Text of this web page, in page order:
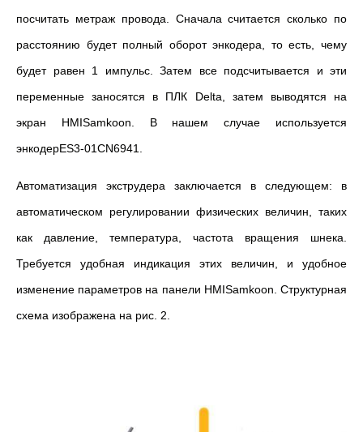
посчитать метраж провода. Сначала считается сколько по
расстоянию будет полный оборот энкодера, то есть, чему
будет равен 1 импульс. Затем все подсчитывается и эти
переменные заносятся в ПЛК Delta, затем выводятся на
экран HMISamkoon. В нашем случае используется
энкодерES3-01CN6941.
Автоматизация экструдера заключается в следующем: в
автоматическом регулировании физических величин, таких
как давление, температура, частота вращения шнека.
Требуется удобная индикация этих величин, и удобное
изменение параметров на панели HMISamkoon. Структурная
схема изображена на рис. 2.